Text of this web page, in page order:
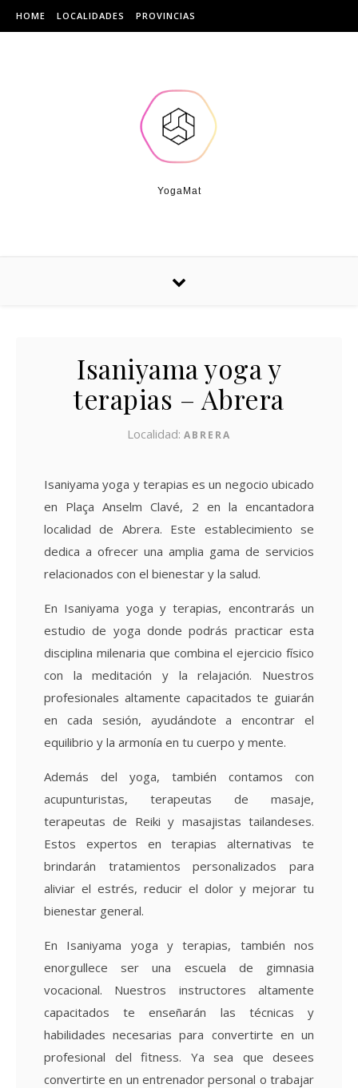
Skip to content
HOME LOCALIDADES PROVINCIAS
YogaMat
Isaniyama yoga y
terapias – Abrera
Localidad: ABRERA
Isaniyama yoga y terapias es un negocio ubicado
en Plaça Anselm Clavé, 2 en la encantadora
localidad de Abrera. Este establecimiento se
dedica a ofrecer una amplia gama de servicios
relacionados con el bienestar y la salud.
En Isaniyama yoga y terapias, encontrarás un
estudio de yoga donde podrás practicar esta
disciplina milenaria que combina el ejercicio físico
con la meditación y la relajación. Nuestros
profesionales altamente capacitados te guiarán
en cada sesión, ayudándote a encontrar el
equilibrio y la armonía en tu cuerpo y mente.
Además del yoga, también contamos con
acupunturistas, terapeutas de masaje,
terapeutas de Reiki y masajistas tailandeses.
Estos expertos en terapias alternativas te
brindarán tratamientos personalizados para
aliviar el estrés, reducir el dolor y mejorar tu
bienestar general.
En Isaniyama yoga y terapias, también nos
enorgullece ser una escuela de gimnasia
vocacional. Nuestros instructores altamente
capacitados te enseñarán las técnicas y
habilidades necesarias para convertirte en un
profesional del fitness. Ya sea que desees
convertirte en un entrenador personal o trabajar